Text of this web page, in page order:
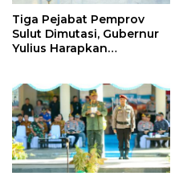
Tiga Pejabat Pemprov
Sulut Dimutasi, Gubernur
Yulius Harapkan